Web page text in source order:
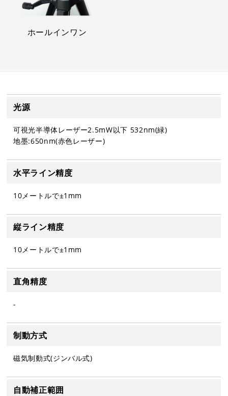
ホールインワン
光源
可視光半導体レーザー2.5mW以下 532nm(緑)
地墨:650nm(赤色レーザー)
水平ライン精度
10メートルで±1mm
縦ライン精度
10メートルで±1mm
直角精度
-
制動方式
磁気制動式(ジンバル式)
自動補正範囲